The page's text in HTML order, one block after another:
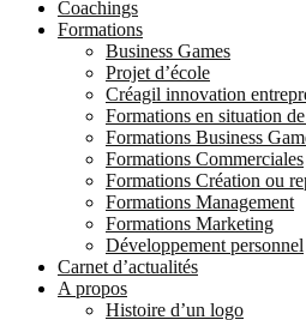
Coachings
Formations
Business Games
Projet d’école
Créagil innovation
Formations en situation
Formations Business
Formations Commerciales
Formations Création ou
Formations Management
Formations Marketing
Développement personnel
Carnet d’actualités
A propos
Histoire d’un logo